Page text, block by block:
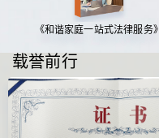
《和谐家庭一站式法律服务》
载誉前行